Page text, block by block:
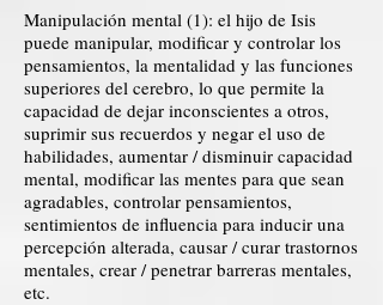
Manipulación mental (1): el hijo de Isis
puede manipular, modificar y controlar los
pensamientos, la mentalidad y las funciones
superiores del cerebro, lo que permite la
capacidad de dejar inconscientes a otros,
suprimir sus recuerdos y negar el uso de
habilidades, aumentar / disminuir capacidad
mental, modificar las mentes para que sean
agradables, controlar pensamientos,
sentimientos de influencia para inducir una
percepción alterada, causar / curar trastornos
mentales, crear / penetrar barreras mentales,
etc.